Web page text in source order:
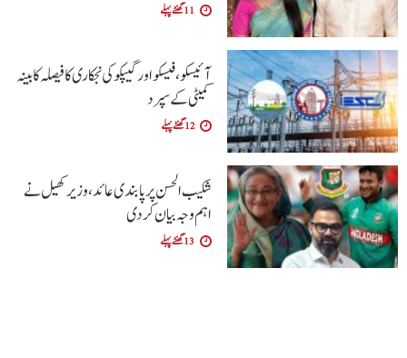
11 گھنٹے پہلے
آئیسکو، فیسکو اور گیپکو کی نجکاری کا فیصلہ کابینہ
کمیٹی کے سپرد
12 گھنٹے پہلے
شکیب الحسن پر پابندی عائد، وزیر کھیل نے
اہم وجہ بیان کر دی
13 گھنٹے پہلے